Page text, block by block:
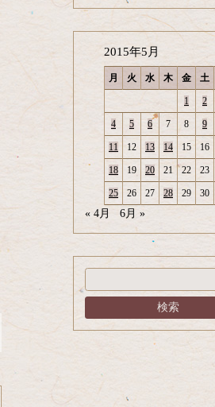
カ
イ
2015年5月
月 火 水 木 金 土
1 2
4 5 6 7 8 9
11 12 13 14 15 16
18 19 20 21 22 23
25 26 27 28 29 30
« 4月 6月 »